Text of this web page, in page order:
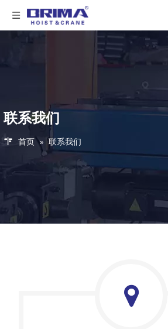
联系我们
首页 » 联系我们